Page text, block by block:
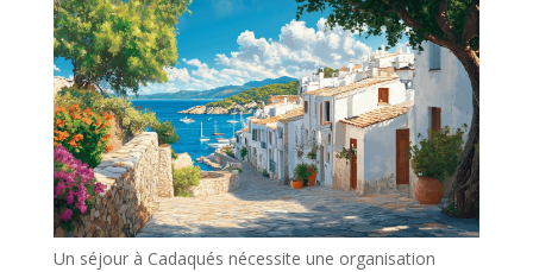
Un séjour à Cadaqués nécessite une organisation